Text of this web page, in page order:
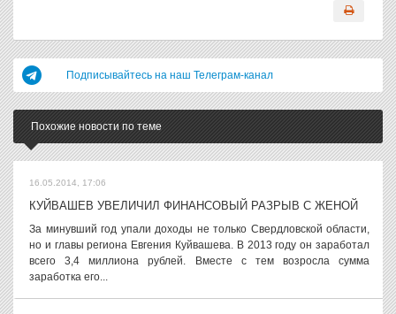
Подписывайтесь на наш Телеграм-канал
Похожие новости по теме
16.05.2014, 17:06
КУЙВАШЕВ УВЕЛИЧИЛ ФИНАНСОВЫЙ РАЗРЫВ С ЖЕНОЙ
За минувший год упали доходы не только Свердловской области,
но и главы региона Евгения Куйвашева. В 2013 году он заработал
всего 3,4 миллиона рублей. Вместе с тем возросла сумма
заработка его...